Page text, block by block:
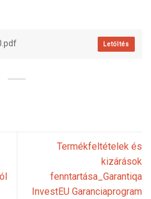
Letöltés
Termékfeltételek és
kizárások
fenntartása_Garantiqa
InvestEU Garanciaprogram